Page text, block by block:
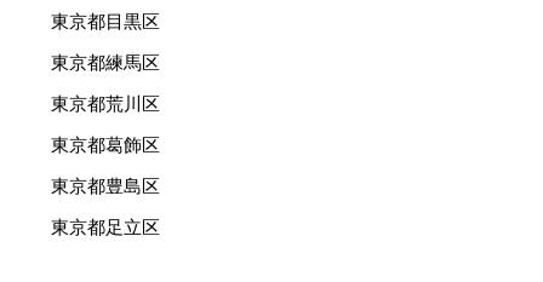
東京都目黒区
東京都練馬区
東京都荒川区
東京都葛飾区
東京都豊島区
東京都足立区